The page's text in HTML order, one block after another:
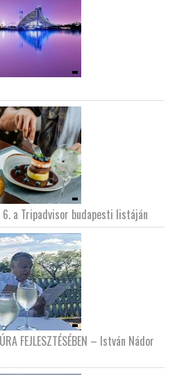
a Tripadvisor budapesti listáján
FEJLESZTÉSÉBEN – István Nádor